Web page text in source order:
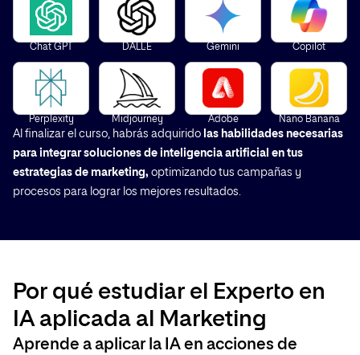
Chat GPT DALL·E Gemini Copilot
Perplexity Midjourney Adobe Nano Banana
Al finalizar el curso, habrás adquirido las habilidades necesarias
para integrar soluciones de inteligencia artificial en tus
estrategias de marketing, optimizando tus campañas y
procesos para lograr los mejores resultados.
Por qué estudiar el Experto en
IA aplicada al Marketing
Aprende a aplicar la IA en acciones de